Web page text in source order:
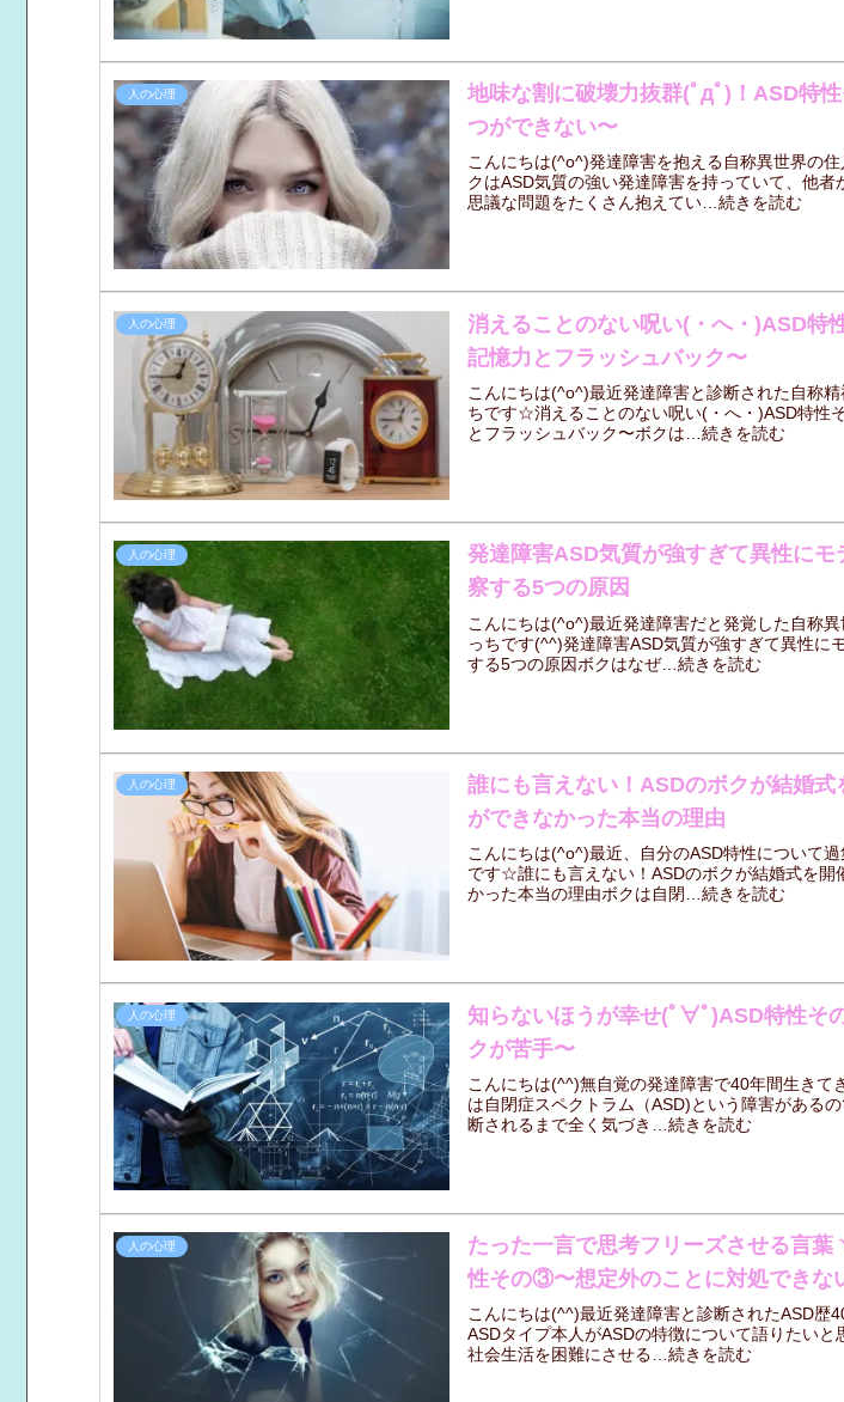
人の心理
地味な割に破壊力抜群(ﾟдﾟ)！ASD特
つができない〜
こんにちは(^o^)発達障害を抱える自称異世界の
クはASD気質の強い発達障害を持っていて、他者
思議な問題をたくさん抱えてい…続きを読む
人の心理
消えることのない呪い(・へ・)ASD特
記憶力とフラッシュバック〜
こんにちは(^o^)最近発達障害と診断された自称
ちです☆消えることのない呪い(・へ・)ASD特性
とフラッシュバック〜ボクは…続きを読む
人の心理
発達障害ASD気質が強すぎて異性に
察する5つの原因
こんにちは(^o^)最近発達障害だと発覚した自称
っちです(^^)発達障害ASD気質が強すぎて異性に
する5つの原因ボクはなぜ…続きを読む
人の心理
誰にも言えない！ASDのボクが結婚式
ができなかった本当の理由
こんにちは(^o^)最近、自分のASD特性について
です☆誰にも言えない！ASDのボクが結婚式を開
かった本当の理由ボクは自閉…続きを読む
人の心理
知らないほうが幸せ(ﾟ∀ﾟ)ASD特性そ
クが苦手〜
こんにちは(^^)無自覚の発達障害で40年間生きて
は自閉症スペクトラム（ASD)という障害がある
断されるまで全く気づき…続きを読む
人の心理
たった一言で思考フリーズさせる言
性その③〜想定外のことに対処できな
こんにちは(^^)最近発達障害と診断されたASD歴
ASDタイプ本人がASDの特徴について語りたいと
社会生活を困難にさせる…続きを読む